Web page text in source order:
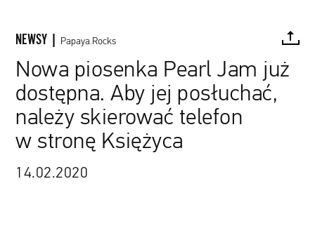
NEWSY | Papaya.Rocks
Nowa piosenka Pearl Jam już
dostępna. Aby jej posłuchać,
należy skierować telefon
w stronę Księżyca
14.02.2020
FACEBOOK TWITTER PINTEREST